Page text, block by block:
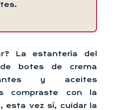
La estantería del
botes de crema
y aceites
compraste con la
esta vez sí, cuidar la